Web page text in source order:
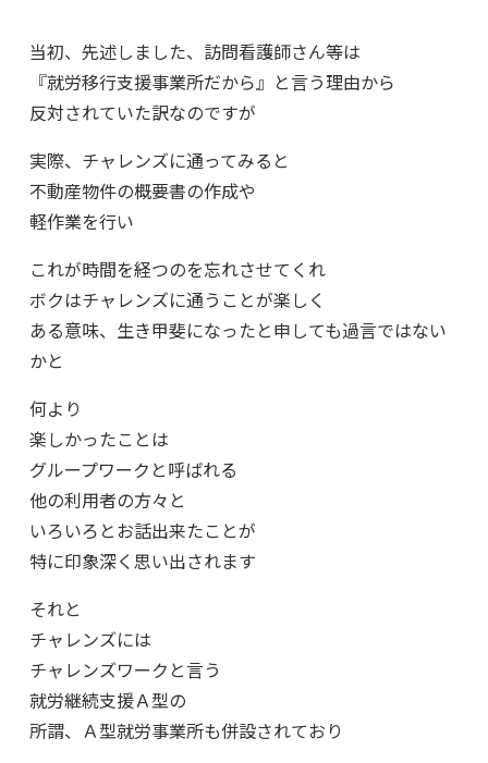
当初、先述しました、訪問看護師さん等は
『就労移行支援事業所だから』と言う理由から
反対されていた訳なのですが
実際、チャレンズに通ってみると
不動産物件の概要書の作成や
軽作業を行い
これが時間を経つのを忘れさせてくれ
ボクはチャレンズに通うことが楽しく
ある意味、生き甲斐になったと申しても過言ではない
かと
何より
楽しかったことは
グループワークと呼ばれる
他の利用者の方々と
いろいろとお話出来たことが
特に印象深く思い出されます
それと
チャレンズには
チャレンズワークと言う
就労継続支援Ａ型の
所謂、Ａ型就労事業所も併設されており